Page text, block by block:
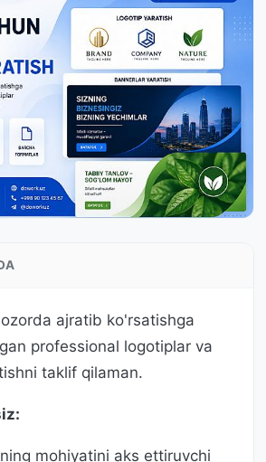
ajratib ko'rsatishga
professional logotiplar va
taklif qilaman.
mohiyatini aks ettiruvchi